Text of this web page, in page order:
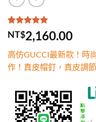
評分5.00 /
5，已有
1
位
分
NT$2,160.00
高仿GUCCI最新款！時
作！真皮帽釘，真皮調